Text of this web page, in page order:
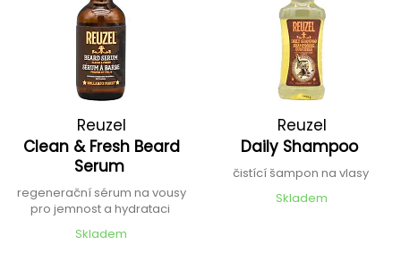
Reuzel
Clean & Fresh Beard
Serum
regenerační sérum na vousy
pro jemnost a hydrataci
Skladem
Reuzel
Daily Shampoo
čistící šampon na vlasy
Skladem